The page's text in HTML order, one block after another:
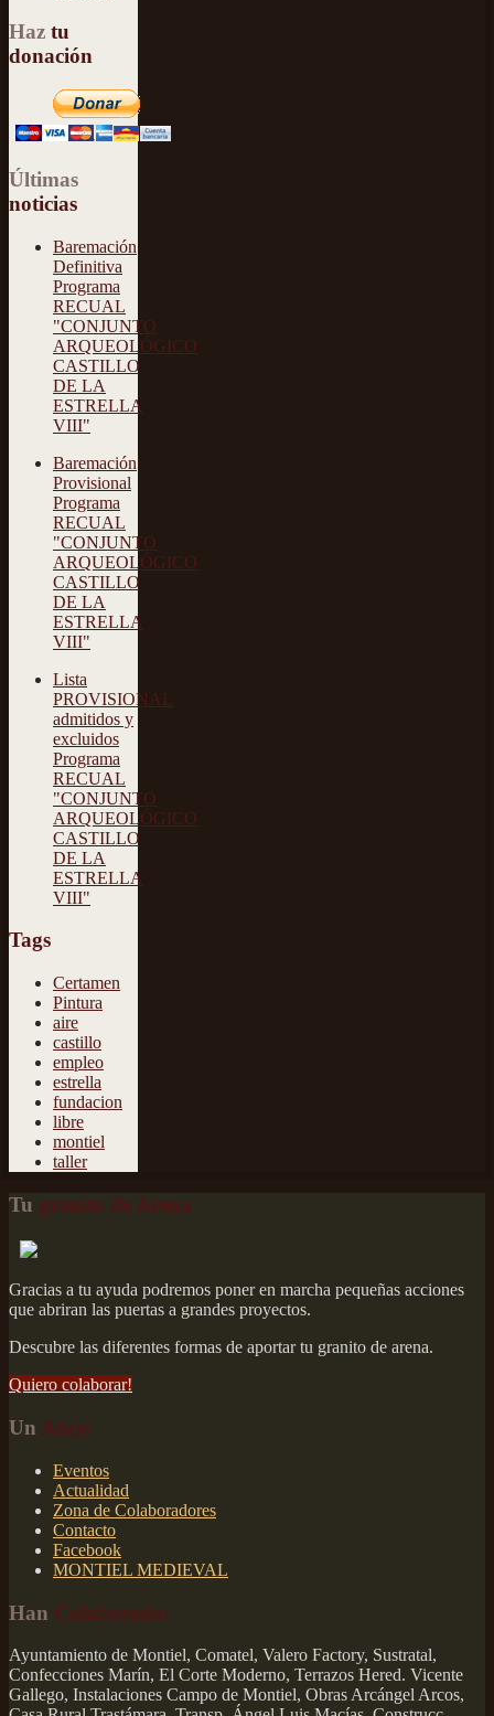
Haz tu
donación
Últimas
noticias
Baremación
Definitiva
Programa
RECUAL
"CONJUNTO
ARQUEOLÓGICO
CASTILLO
DE LA
ESTRELLA
VIII"
Baremación
Provisional
Programa
RECUAL
"CONJUNTO
ARQUEOLÓGICO
CASTILLO
DE LA
ESTRELLA
VIII"
Lista
PROVISIONAL
admitidos y
excluidos
Programa
RECUAL
"CONJUNTO
ARQUEOLÓGICO
CASTILLO
DE LA
ESTRELLA
VIII"
Tags
Certamen
Pintura
aire
castillo
empleo
estrella
fundacion
libre
montiel
taller
Tu granito de Arena
Gracias a tu ayuda podremos poner en marcha pequeñas acciones
que abriran las puertas a grandes proyectos.
Descubre las diferentes formas de aportar tu granito de arena.
Quiero colaborar!
Un Atajo
Eventos
Actualidad
Zona de Colaboradores
Contacto
Facebook
MONTIEL MEDIEVAL
Han Colaborado:
Ayuntamiento de Montiel, Comatel, Valero Factory, Sustratal,
Confecciones Marín, El Corte Moderno, Terrazos Hered. Vicente
Gallego, Instalaciones Campo de Montiel, Obras Arcángel Arcos,